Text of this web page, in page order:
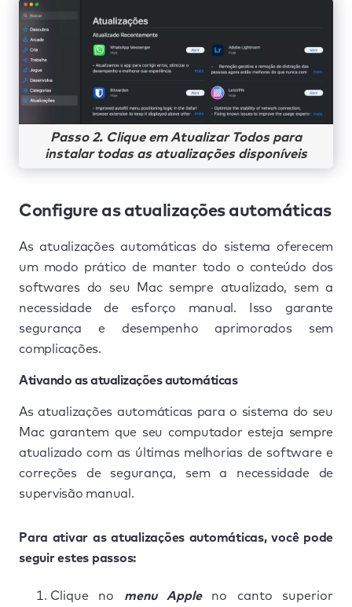
Passo 2. Clique em Atualizar Todos para
instalar todas as atualizações disponíveis
Configure as atualizações automáticas
As atualizações automáticas do sistema oferecem
um modo prático de manter todo o conteúdo dos
softwares do seu Mac sempre atualizado, sem a
necessidade de esforço manual. Isso garante
segurança e desempenho aprimorados sem
complicações.
Ativando as atualizações automáticas
As atualizações automáticas para o sistema do seu
Mac garantem que seu computador esteja sempre
atualizado com as últimas melhorias de software e
correções de segurança, sem a necessidade de
supervisão manual.
Para ativar as atualizações automáticas, você pode
seguir estes passos:
Clique no menu Appleno canto superior